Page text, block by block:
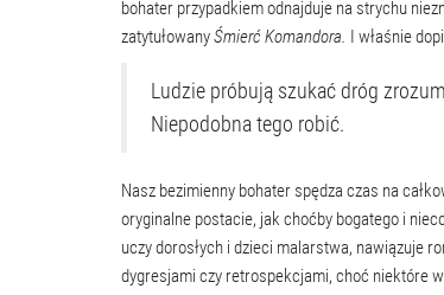
bohater przypadkiem odnajduje na strychu
zatytułowanyŚmierć Komandora. I właśnie
Ludzie próbują szukać dróg
Niepodobna tego robić.
Nasz bezimienny bohater spędza czas na
oryginalne postacie, jak choćby bogatego i
uczy dorosłych i dzieci malarstwa, nawiązuje
dygresjami czy retrospekcjami, choć niektóre